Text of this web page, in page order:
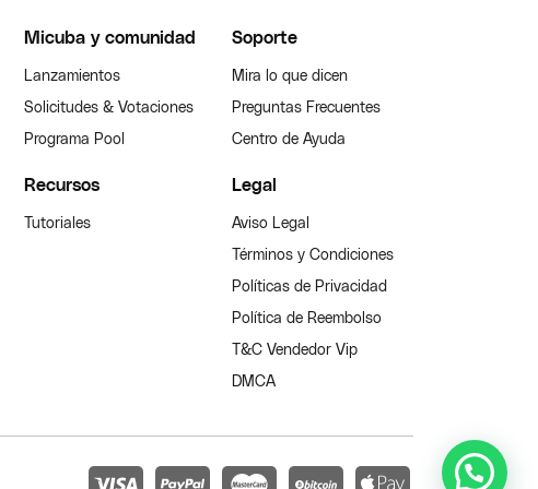
Micuba y comunidad
Lanzamientos
Solicitudes & Votaciones
Programa Pool
Soporte
Mira lo que dicen
Preguntas Frecuentes
Centro de Ayuda
Recursos
Tutoriales
Legal
Aviso Legal
Términos y Condiciones
Políticas de Privacidad
Política de Reembolso
T&C Vendedor Vip
DMCA